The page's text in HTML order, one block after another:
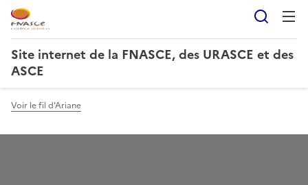
Site internet de la FNASCE, des URASCE et des
ASCE
Voir le fil d'Ariane